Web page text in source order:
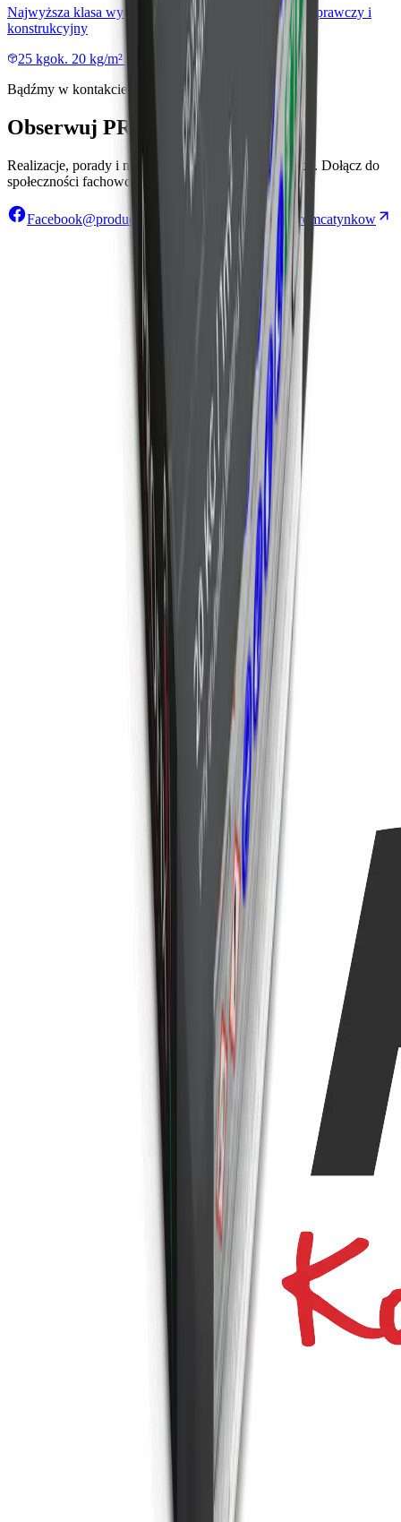
Najwyższa klasa wytrzymałości, uniwersalny beton naprawczy i
konstrukcyjny
25 kgok. 20 kg/m² przy grubości 1 cm (min. 10 mm)
Bądźmy w kontakcie
Obserwuj PROFIX w sieci
Realizacje, porady i nowości prosto z naszej produkcji. Dołącz do
społeczności fachowców i inwestorów.
Facebook@producentprofix TikTok @pogromcatynkow